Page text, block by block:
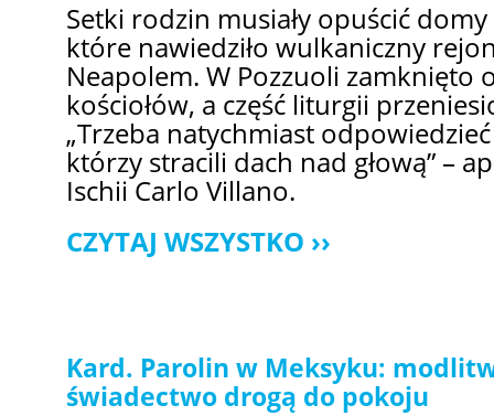
Setki rodzin musiały opuścić
które nawiedziło wulkaniczny
Neapolem. W Pozzuoli zamknięto
kościołów, a część liturgii
„Trzeba natychmiast
którzy stracili dach nad głową” –
Ischii Carlo Villano.
CZYTAJ WSZYSTKO
Kard. Parolin w Meksyku:
świadectwo drogą do pokoju